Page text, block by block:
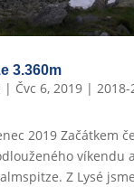
3.360m
| Čvc 6, 2019| 2018-
2019 Začátkem
víkendu
Z Lysé